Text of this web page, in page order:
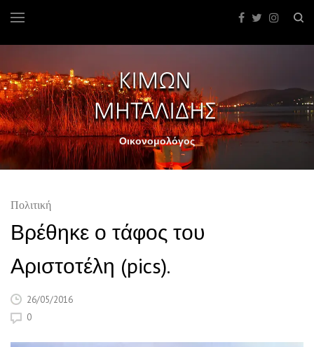
Οικονομολόγος
Πολιτική
Βρέθηκε ο τάφος του
Αριστοτέλη (pics).
26/05/2016
0